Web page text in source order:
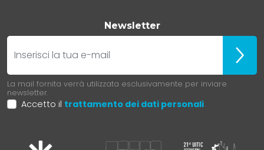
Newsletter
E-mail
Iscriviti
La mail fornita verrà utilizzata esclusivamente per inviare
newsletter.
Accetto il trattamento dei dati personali